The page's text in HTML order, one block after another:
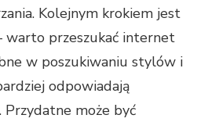
Kolejnym krokiem jest
warto przeszukać internet
w poszukiwaniu stylów i
odpowiadają
może być